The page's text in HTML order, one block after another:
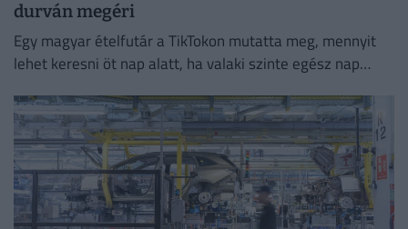
durván megéri
Egy magyar ételfutár a TikTokon mutatta meg, mennyit
lehet keresni öt nap alatt, ha valaki szinte egész nap